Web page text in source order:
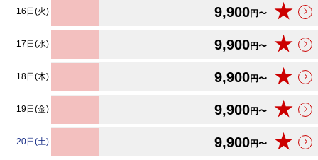
16日(火) 9,900円〜 ★
17日(水) 9,900円〜 ★
18日(木) 9,900円〜 ★
19日(金) 9,900円〜 ★
20日(土) 9,900円〜 ★